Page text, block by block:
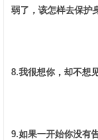
弱了，该怎样去保护
8.我很想你，却不想
9.如果一开始你没有